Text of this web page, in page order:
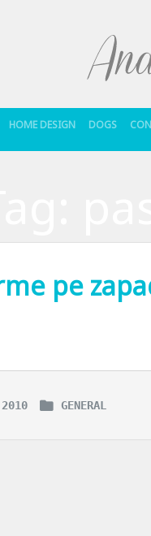
HOME DESIGN DOGS
pe
asta pentru mine prima
GENERAL